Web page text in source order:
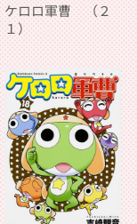
ケロロ軍曹 （２
１）